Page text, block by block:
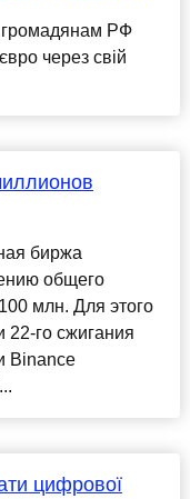
громадянам РФ
через свій
биржа
общего
млн. Для этого
го сжигания
Binance
цифрової